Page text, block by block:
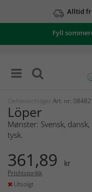
Alltid
Fyll
Oehlenschläger Art. nr:
Löper
Mønster: Svensk,
tysk.
361,89 kr
Prishistorikk
Utsolgt